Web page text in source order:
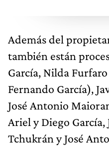
Además del
también están
García, Nilda
Fernando García),
José Antonio
Ariel y Diego
Tchukrán y José